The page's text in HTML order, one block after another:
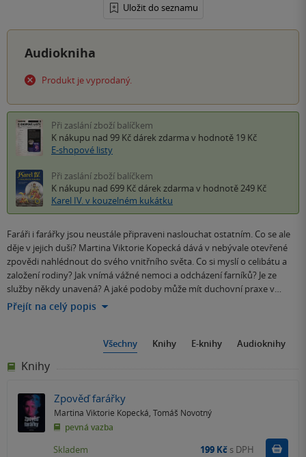
Uložit do seznamu
Audiokniha
Produkt je vyprodaný.
Při zaslání zboží balíčkem
K nákupu nad 99 Kč dárek zdarma v hodnotě 19 Kč
E-shopové listy
Při zaslání zboží balíčkem
K nákupu nad 699 Kč dárek zdarma v hodnotě 249 Kč
Karel IV. v kouzelném kukátku
Faráři i farářky jsou neustále připraveni naslouchat ostatním. Co se ale
děje v jejich duši? Martina Viktorie Kopecká dává v nebývale otevřené
zpovědi nahlédnout do svého vnitřního světa. Co si myslí o celibátu a
založení rodiny? Jak vnímá vážné nemoci a odcházení farníků? Je ze
služby někdy unavená? A jaké podoby může mít duchovní praxe v…
Přejít na celý popis
Všechny Knihy E-knihy Audioknihy
Knihy
Zpověď farářky
Martina Viktorie Kopecká Tomáš Novotný
pevná vazba
Skladem 199 Kč s DPH